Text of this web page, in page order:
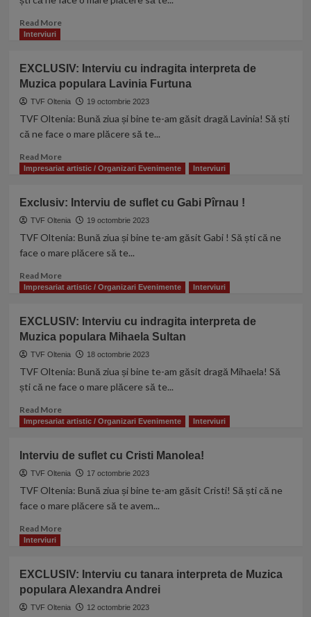
fost
probă
și
început
această
frumoasă.”
Muzica
Read MoreRead
Interviu
cu
tanara
interpreta
Muzica
Adelina
Interviuri
EXCLUSIV: Interviu cu indragita interpreta de
Muzica populara Lavinia Furtuna
TVF Oltenia 19 octombrie 2023
TVF Oltenia: Bună ziua și bine te-am găsit dragă Lavinia! Să ști
că ne face o mare plăcere să te...
Read MoreRead
more
Interviu
cu
indragita
interpreta
Muzica
populara
Impresariat artistic / Organizari Evenimente Interviuri
Exclusiv: Interviu de suflet cu Gabi Pîrnau !
TVF Oltenia 19 octombrie 2023
TVF Oltenia: Bună ziua și bine te-am găsit Gabi ! Să ști că ne
face o mare plăcere să te...
Read MoreRead
more
Interviu
de
suflet
cu
Pîrnau
Impresariat artistic / Organizari Evenimente Interviuri
EXCLUSIV: Interviu cu indragita interpreta de
Muzica populara Mihaela Sultan
TVF Oltenia 18 octombrie 2023
TVF Oltenia: Bună ziua și bine te-am găsit dragă Mihaela! Să
ști că ne face o mare plăcere să te...
Read MoreRead
more
Interviu
cu
indragita
interpreta
Muzica
Impresariat artistic / Organizari Evenimente Interviuri
Interviu de suflet cu Cristi Manolea!
TVF Oltenia 17 octombrie 2023
TVF Oltenia: Bună ziua și bine te-am găsit Cristi! Să ști că ne
face o mare plăcere să te avem...
Read MoreRead
de
suflet
cu
Interviuri
EXCLUSIV: Interviu cu tanara interpreta de Muzica
populara Alexandra Andrei
TVF Oltenia 12 octombrie 2023